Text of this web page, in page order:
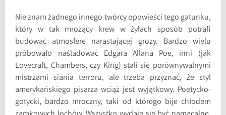
Nie znam żadnego innego twórcy opowieści tego gatunku,
który w tak mrożący krew w żyłach sposób potrafi
budować atmosferę narastającej grozy. Bardzo wielu
próbowało naśladować Edgara Allana Poe, inni (jak
Lovecraft, Chambers, czy King) stali się porównywalnymi
mistrzami siania terroru, ale trzeba przyznać, że styl
amerykańskiego pisarza wciąż jest wyjątkowy. Poetycko-
gotycki, bardzo mroczny, taki od którego bije chłodem